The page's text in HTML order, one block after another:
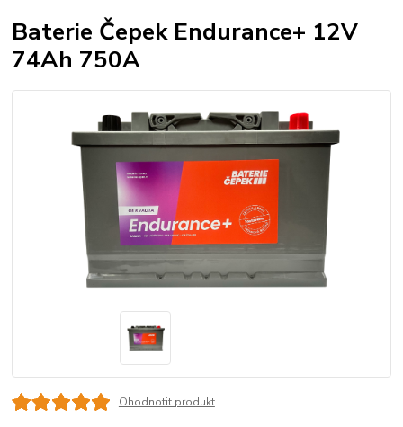
Baterie Čepek Endurance+ 12V
74Ah 750A
Ohodnotit produkt